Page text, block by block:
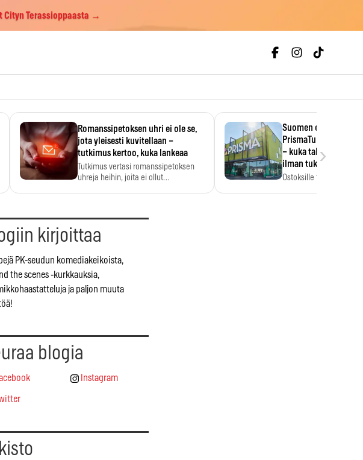
Cityn Terassioppaasta →
Romanssipetoksen uhri ei ole se,
jota yleisesti kuvitellaan –
tutkimus kertoo, kuka lankeaa
Tutkimus vertasi romanssipetoksen
uhreja heihin, joita ei ollut…
Suomen
PrismaTukku avautui
– kuka tahansa
ilman tukkukorttia
Ostoksille tarvitse
›
kirjoittaa
PK-seudun komediakeikoista,
the scenes -kurkkauksia,
ja paljon muuta
blogia
Instagram